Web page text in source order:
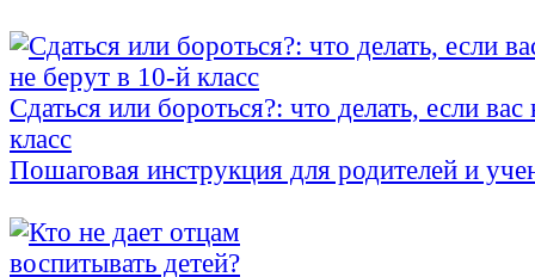
Сдаться или бороться?: что делать, если
класс
Пошаговая инструкция для родителей и